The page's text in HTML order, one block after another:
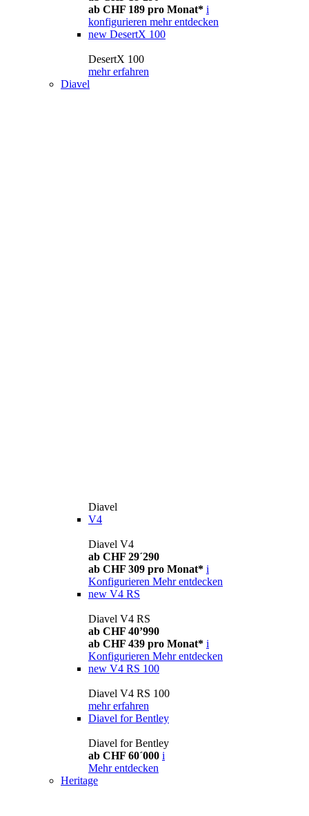
ab CHF 189 pro Monat* i
konfigurieren mehr entdecken
new DesertX 100
DesertX 100
mehr erfahren
Diavel
Diavel
V4
Diavel V4
ab CHF 29´290
ab CHF 309 pro Monat* i
Konfigurieren Mehr entdecken
new V4 RS
Diavel V4 RS
ab CHF 40’990
ab CHF 439 pro Monat* i
Konfigurieren Mehr entdecken
new V4 RS 100
Diavel V4 RS 100
mehr erfahren
Diavel for Bentley
Diavel for Bentley
ab CHF 60´000 i
Mehr entdecken
Heritage